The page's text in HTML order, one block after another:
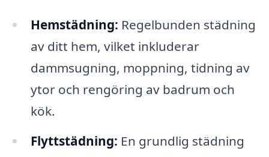
Hemstädning: Regelbunden städning
av ditt hem, vilket inkluderar
dammsugning, moppning, tidning av
ytor och rengöring av badrum och
kök.
Flyttstädning: En grundlig städning